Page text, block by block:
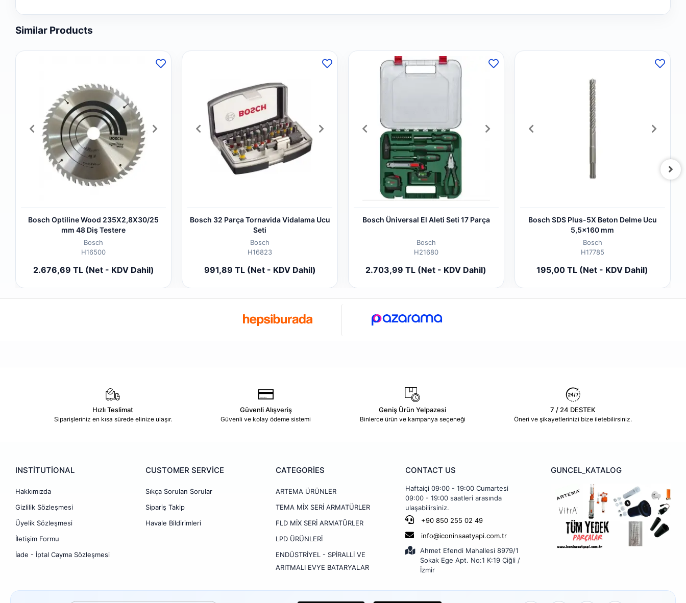
Similar Products
Bosch Optiline Wood 235X2,8X30/25
mm 48 Diş Testere
Bosch
H16500
2.676,69 TL (Net - KDV Dahil)
Bosch 32 Parça Tornavida Vidalama Ucu
Seti
Bosch
H16823
991,89 TL (Net - KDV Dahil)
Bosch Üniversal El Aleti Seti 17 Parça
Bosch
H21680
2.703,99 TL (Net - KDV Dahil)
Bosch SDS Plus-5X Beton Delme Ucu
5,5x160 mm
Bosch
H17785
195,00 TL (Net - KDV Dahil)
Hızlı Teslimat
Siparişleriniz en kısa sürede elinize ulaşır.
Güvenli Alışveriş
Güvenli ve kolay ödeme sistemi
Geniş Ürün Yelpazesi
Binlerce ürün ve kampanya seçeneği
7 / 24 DESTEK
Öneri ve şikayetlerinizi bize iletebilirsiniz.
INSTİTUTİONAL
Hakkımızda
Gizlilik Sözleşmesi
Üyelik Sözleşmesi
İletişim Formu
İade - İptal Cayma Sözleşmesi
CUSTOMER SERVİCE
Sıkça Sorulan Sorular
Sipariş Takip
Havale Bildirimleri
CATEGORİES
ARTEMA ÜRÜNLER
TEMA MİX SERİ ARMATÜRLER
FLD MİX SERİ ARMATÜRLER
LPD ÜRÜNLERİ
ENDÜSTRİYEL - SPİRALLİ VE
ARITMALI EVYE BATARYALAR
CONTACT US
Haftaiçi 09:00 - 19:00 Cumartesi
09:00 - 19:00 saatleri arasında
ulaşabilirsiniz.
+90 850 255 02 49
info@iconinsaatyapi.com.tr
Ahmet Efendi Mahallesi 8979/1
Sokak Ege Apt. No:1 K:19 Çiğli /
İzmir
GUNCEL_KATALOG